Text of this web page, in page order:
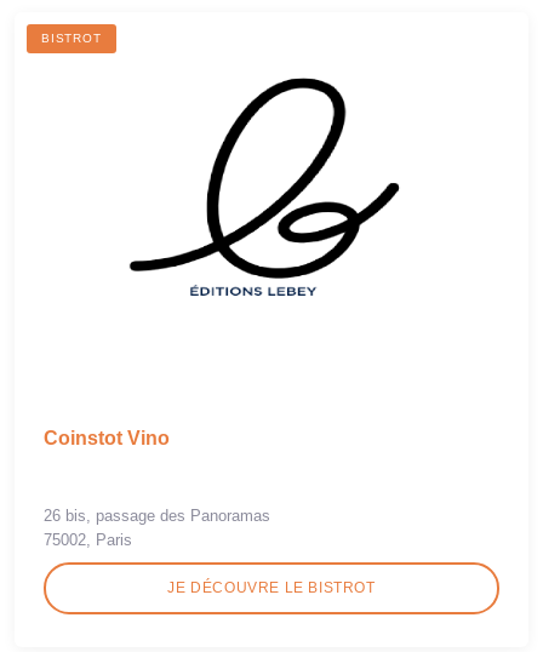
BISTROT
Coinstot Vino
26 bis, passage des Panoramas
75002, Paris
JE DÉCOUVRE LE BISTROT